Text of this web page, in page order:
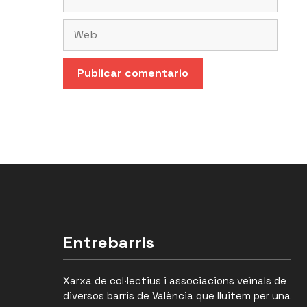
electrónico
Entrebarris
Xarxa de col·lectius i associacions veïnals de
diversos barris de València que lluitem per una